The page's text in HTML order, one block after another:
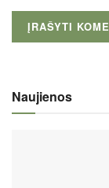
Naujienos